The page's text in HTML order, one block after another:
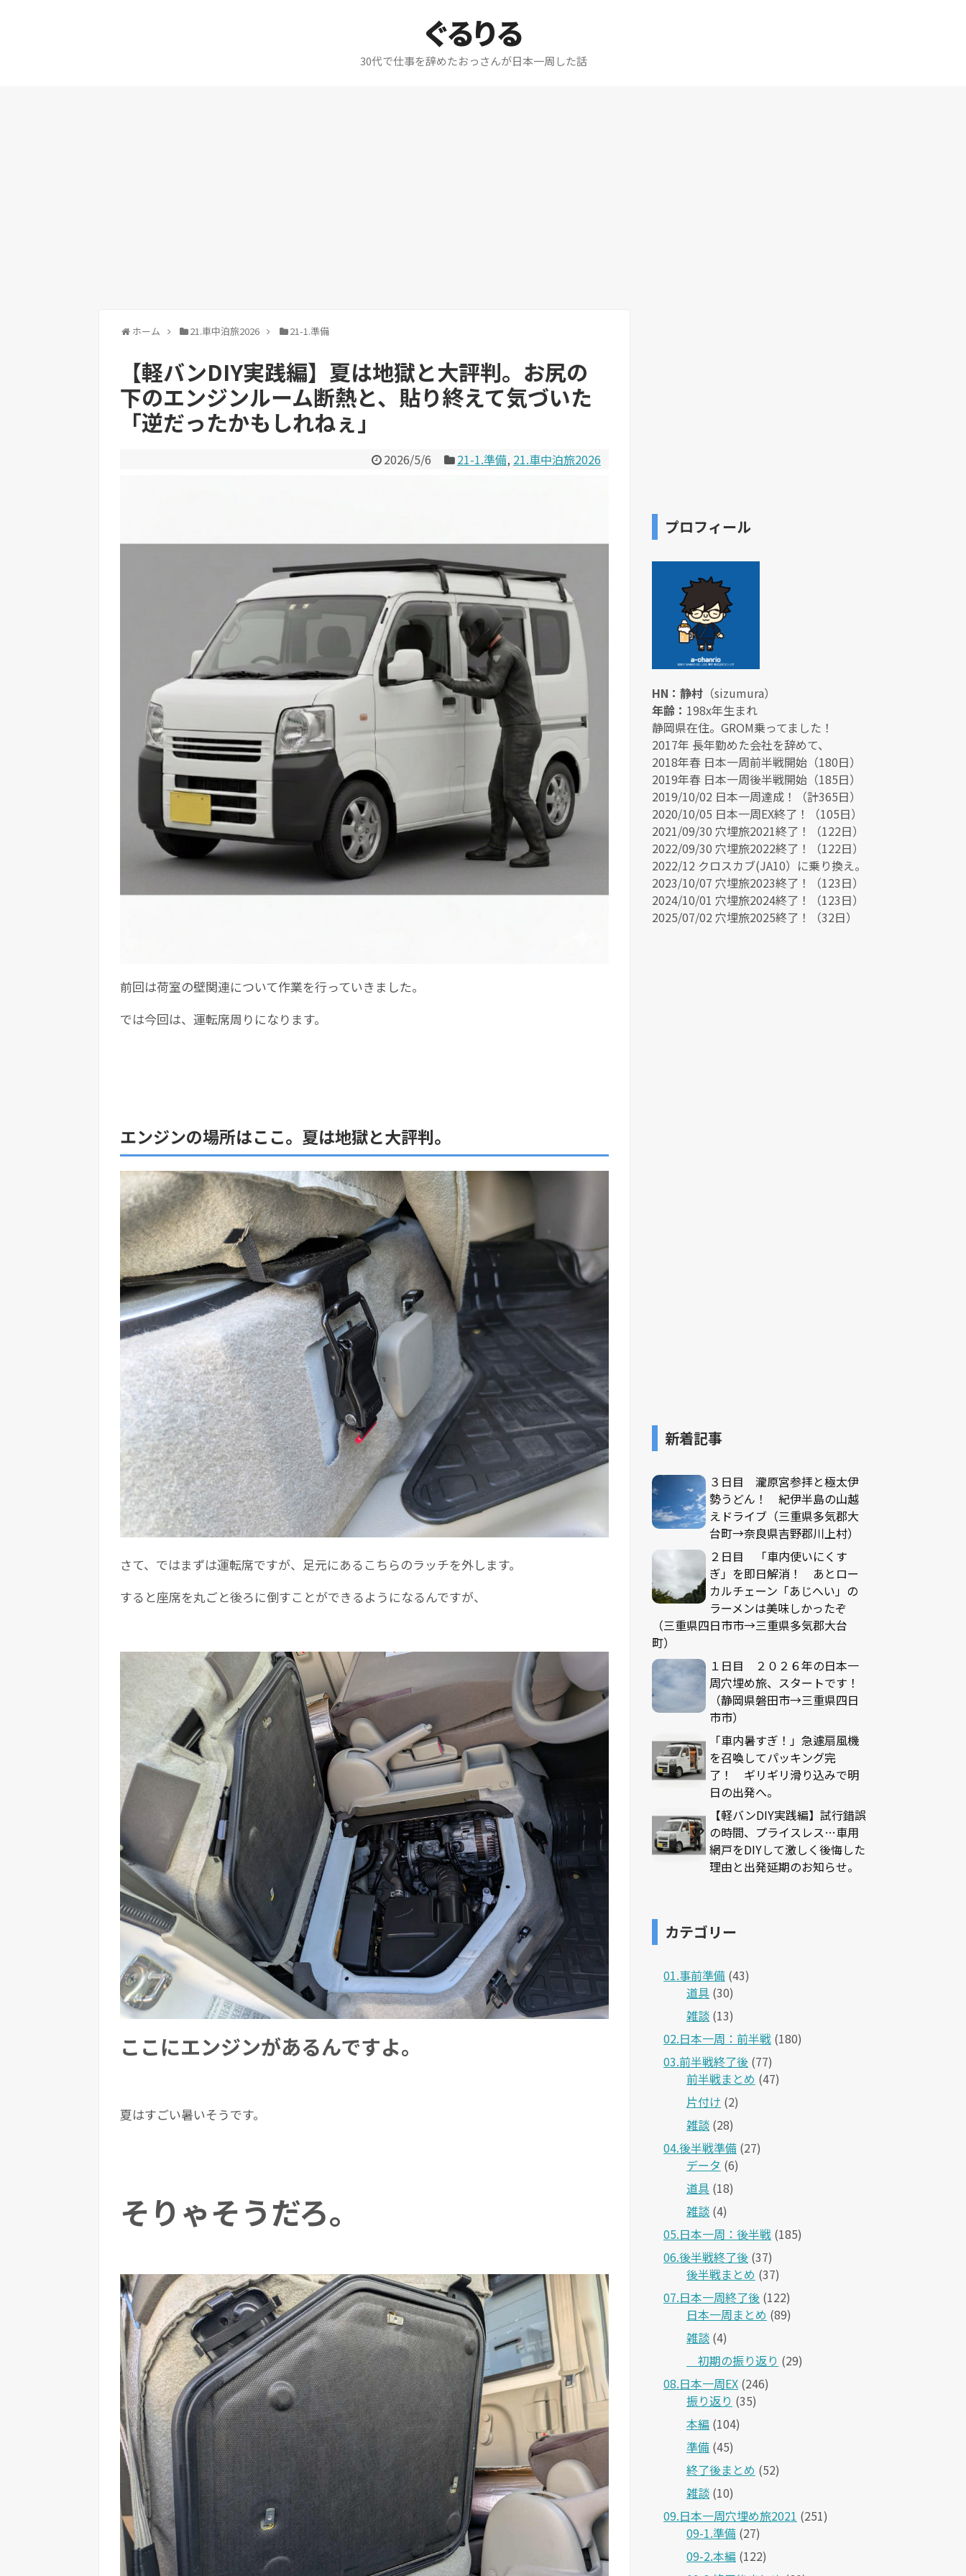
ぐるりる
30代で仕事を辞めたおっさんが日本一周した話
ホーム 21.車中泊旅2026 21-1.準備
【軽バンDIY実践編】夏は地獄と大評判。お尻の
下のエンジンルーム断熱と、貼り終えて気づいた
「逆だったかもしれねぇ」
2026/5/6 21-1.準備, 21.車中泊旅2026
前回は荷室の壁関連について作業を行っていきました。
では今回は、運転席周りになります。
エンジンの場所はここ。夏は地獄と大評判。
さて、ではまずは運転席ですが、足元にあるこちらのラッチを外します。
すると座席を丸ごと後ろに倒すことができるようになるんですが、
ここにエンジンがあるんですよ。
夏はすごい暑いそうです。
そりゃそうだろ。
プロフィール
HN：静村 （sizumura）
年齢： 198x年生まれ
静岡県在住。GROM乗ってました！
2017年 長年勤めた会社を辞めて、
2018年春 日本一周前半戦開始（180日）
2019年春 日本一周後半戦開始（185日）
2019/10/02 日本一周達成！（計365日）
2020/10/05 日本一周EX終了！（105日）
2021/09/30 穴埋旅2021終了！（122日）
2022/09/30 穴埋旅2022終了！（122日）
2022/12 クロスカブ(JA10）に乗り換え。
2023/10/07 穴埋旅2023終了！（123日）
2024/10/01 穴埋旅2024終了！（123日）
2025/07/02 穴埋旅2025終了！（32日）
新着記事
３日目 瀧原宮参拝と極太伊
勢うどん！ 紀伊半島の山越
えドライブ（三重県多気郡大
台町→奈良県吉野郡川上村）
２日目 「車内使いにくす
ぎ」を即日解消！ あとロー
カルチェーン「あじへい」の
ラーメンは美味しかったぞ
（三重県四日市市→三重県多気郡大台
町）
１日目 ２０２６年の日本一
周穴埋め旅、スタートです！
（静岡県磐田市→三重県四日
市市）
「車内暑すぎ！」急遽扇風機
を召喚してパッキング完
了！ ギリギリ滑り込みで明
日の出発へ。
【軽バンDIY実践編】試行錯誤
の時間、プライスレス…車用
網戸をDIYして激しく後悔した
理由と出発延期のお知らせ。
カテゴリー
01.事前準備 (43)
道具 (30)
雑談 (13)
02.日本一周：前半戦 (180)
03.前半戦終了後 (77)
前半戦まとめ (47)
片付け (2)
雑談 (28)
04.後半戦準備 (27)
データ (6)
道具 (18)
雑談 (4)
05.日本一周：後半戦 (185)
06.後半戦終了後 (37)
後半戦まとめ (37)
07.日本一周終了後 (122)
日本一周まとめ (89)
雑談 (4)
＿初期の振り返り (29)
08.日本一周EX (246)
振り返り (35)
本編 (104)
準備 (45)
終了後まとめ (52)
雑談 (10)
09.日本一周穴埋め旅2021 (251)
09-1.準備 (27)
09-2.本編 (122)